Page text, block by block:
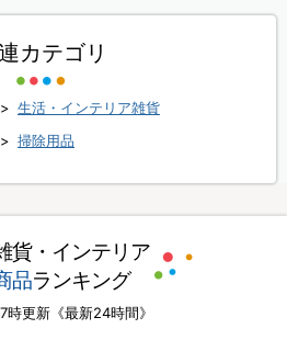
カテゴリ
> 生活・インテリア雑貨
> 掃除用品
貨・インテリア
品ランキング
時更新《最新24時間》